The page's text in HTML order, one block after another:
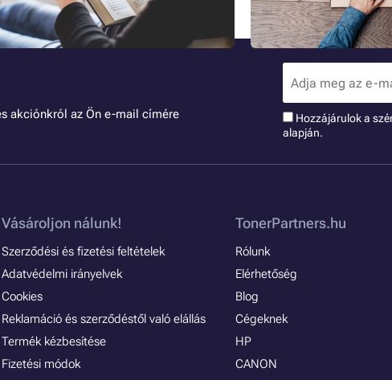
is. Milyen nyomtatási fogalmak
során? Összeállítottuk a
is? A fenntarthatóság nemcsak trend, hanem
szükségszerűség is.
környezetbaráttá
akciónkról az Ön e-mail címére Hozzájárulok a
alapján.
Vásároljon nálunk!
Szerződési és fizetési feltételek
Adatvédelmi irányelvek
Cookies
Reklamáció és szerződéstől való elállás
Termék kézbesítése
Fizetési módok
TonerPartners.hu
Rólunk
Elérhetőség
Blog
Cégeknek
HP
CANON